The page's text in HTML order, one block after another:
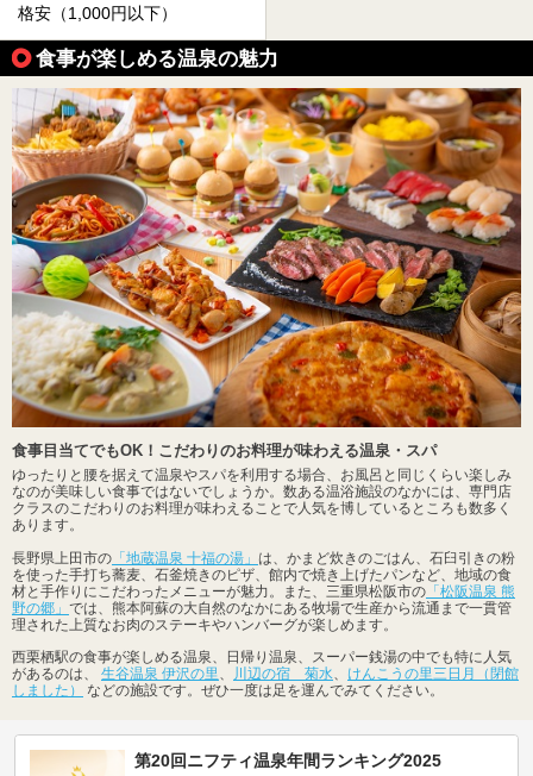
格安（1,000円以下）
食事が楽しめる温泉の魅力
食事目当てでもOK！こだわりのお料理が味わえる温泉・スパ
ゆったりと腰を据えて温泉やスパを利用する場合、お風呂と同じくらい楽しみ
なのが美味しい食事ではないでしょうか。数ある温浴施設のなかには、専門店
クラスのこだわりのお料理が味わえることで人気を博しているところも数多く
あります。
長野県上田市の 「地蔵温泉 十福の湯」 は、かまど炊きのごはん、石臼引きの粉
を使った手打ち蕎麦、石釜焼きのピザ、館内で焼き上げたパンなど、地域の食
材と手作りにこだわったメニューが魅力。また、三重県松阪市の 「松阪温泉 熊
野の郷」 では、熊本阿蘇の大自然のなかにある牧場で生産から流通まで一貫管
理された上質なお肉のステーキやハンバーグが楽しめます。
西栗栖駅の食事が楽しめる温泉、日帰り温泉、スーパー銭湯の中でも特に人気
があるのは、 生谷温泉 伊沢の里、 川辺の宿 菊水、 けんこうの里三日月（閉館
しました）
などの施設です。ぜひ一度は足を運んでみてください。
第20回ニフティ温泉年間ランキング2025